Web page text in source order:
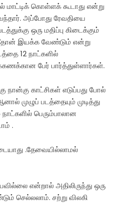
மாட்டிக் கொள்ளக் கூடாது என்று
அப்போது ரேவதியை
ஒரு மதிப்பு கிடைக்கும்
இயக்க வேண்டும் என்று
12 நாட்களில்
பேர் பார்த்துள்ளார்கள்.
நான்கு காட்சிகள் எடுப்பது போல்
முழுப் படத்தையும் முடித்து
நாட்களில் பெரும்பாலான
.
.தேவையில்லாமல்
என்றால் அதிலிருந்து ஒரு
செல்லலாம். சற்று விலகி